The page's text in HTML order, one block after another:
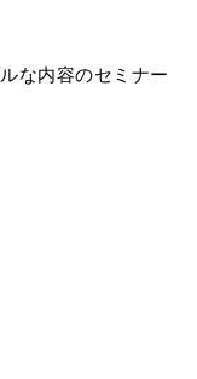
な内容のセミナー